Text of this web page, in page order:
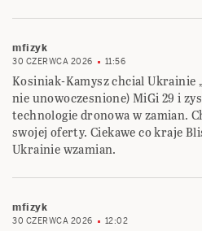
mfizyk
30 CZERWCA 2026 11:56
Kosiniak-Kamysz chcial Ukrainie
nie unowoczesnione) MiGi 29 i
technologie dronowa w zamian.
swojej oferty. Ciekawe co kraje
Ukrainie wzamian.
mfizyk
30 CZERWCA 2026 12:02